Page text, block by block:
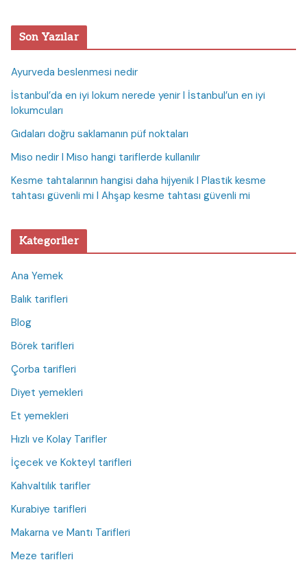
Son Yazılar
Ayurveda beslenmesi nedir
İstanbul’da en iyi lokum nerede yenir I İstanbul’un en iyi
lokumcuları
Gıdaları doğru saklamanın püf noktaları
Miso nedir I Miso hangi tariflerde kullanılır
Kesme tahtalarının hangisi daha hijyenik I Plastik kesme
tahtası güvenli mi I Ahşap kesme tahtası güvenli mi
Kategoriler
Ana Yemek
Balık tarifleri
Blog
Börek tarifleri
Çorba tarifleri
Diyet yemekleri
Et yemekleri
Hızlı ve Kolay Tarifler
İçecek ve Kokteyl tarifleri
Kahvaltılık tarifler
Kurabiye tarifleri
Makarna ve Mantı Tarifleri
Meze tarifleri